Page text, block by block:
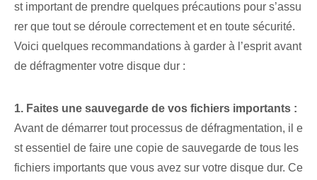
st important de prendre quelques précautions pour s’assu
rer que tout se déroule correctement et en toute sécurité.
Voici quelques recommandations à garder à l’esprit avant
de défragmenter votre disque dur :
1. Faites une sauvegarde de vos fichiers importants :
Avant de démarrer tout processus de défragmentation, il e
st essentiel de faire une copie de sauvegarde de tous les
fichiers importants que vous avez sur votre disque dur. Ce